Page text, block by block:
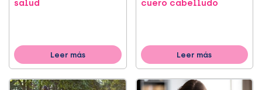
salud
Leer más
cuero cabelludo
Leer más